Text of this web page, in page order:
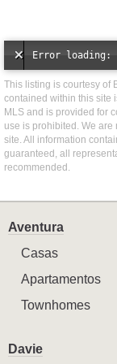
This listing is courtesy of
contained within this site
MLS and is provided for
use is prohibited. We
site. All information
guaranteed, all
recommended.
Aventura
Casas
Apartamentos
Townhomes
Davie